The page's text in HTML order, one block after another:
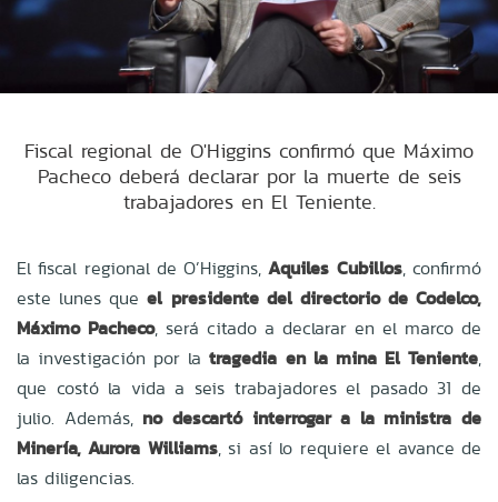
Fiscal regional de O'Higgins confirmó que Máximo
Pacheco deberá declarar por la muerte de seis
trabajadores en El Teniente.
El fiscal regional de O’Higgins,Aquiles Cubillos, confirmó
este lunes queel presidente del directorio de Codelco,
Máximo Pacheco, será citado a declarar en el marco de
la investigación por latragedia en la mina El Teniente,
que costó la vida a seis trabajadores el pasado 31 de
julio. Además, no descartó interrogar a la ministra de
Minería, Aurora Williams, si así lo requiere el avance de
las diligencias.